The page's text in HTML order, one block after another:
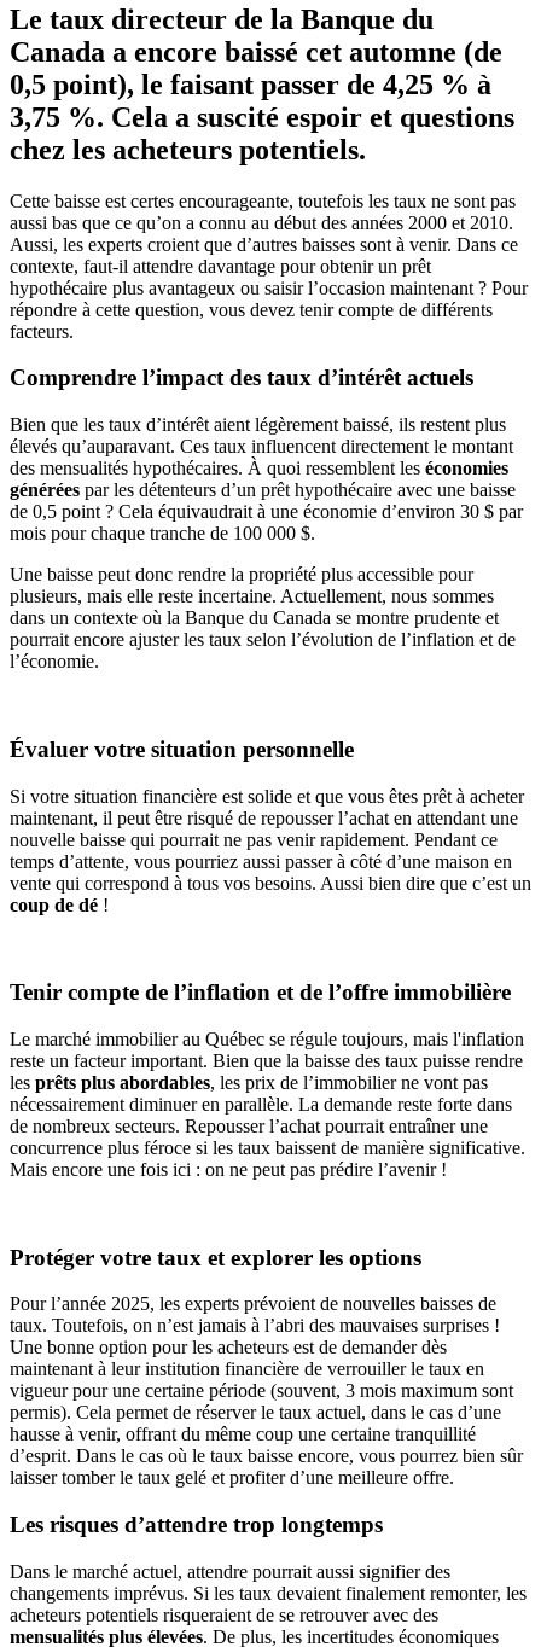
Le taux directeur de la Banque du
Canada a encore baissé cet automne (de
0,5 point), le faisant passer de 4,25 % à
3,75 %. Cela a suscité espoir et questions
chez les acheteurs potentiels.
Cette baisse est certes encourageante, toutefois les taux ne sont pas
aussi bas que ce qu’on a connu au début des années 2000 et 2010.
Aussi, les experts croient que d’autres baisses sont à venir. Dans ce
contexte, faut-il attendre davantage pour obtenir un prêt
hypothécaire plus avantageux ou saisir l’occasion maintenant ? Pour
répondre à cette question, vous devez tenir compte de différents
facteurs.
Comprendre l’impact des taux d’intérêt actuels
Bien que les taux d’intérêt aient légèrement baissé, ils restent plus
élevés qu’auparavant. Ces taux influencent directement le montant
des mensualités hypothécaires. À quoi ressemblent les économies
générées par les détenteurs d’un prêt hypothécaire avec une baisse
de 0,5 point ? Cela équivaudrait à une économie d’environ 30 $ par
mois pour chaque tranche de 100 000 $.
Une baisse peut donc rendre la propriété plus accessible pour
plusieurs, mais elle reste incertaine. Actuellement, nous sommes
dans un contexte où la Banque du Canada se montre prudente et
pourrait encore ajuster les taux selon l’évolution de l’inflation et de
l’économie.
Évaluer votre situation personnelle
Si votre situation financière est solide et que vous êtes prêt à acheter
maintenant, il peut être risqué de repousser l’achat en attendant une
nouvelle baisse qui pourrait ne pas venir rapidement. Pendant ce
temps d’attente, vous pourriez aussi passer à côté d’une maison en
vente qui correspond à tous vos besoins. Aussi bien dire que c’est un
coup de dé !
Tenir compte de l’inflation et de l’offre immobilière
Le marché immobilier au Québec se régule toujours, mais l'inflation
reste un facteur important. Bien que la baisse des taux puisse rendre
les prêts plus abordables, les prix de l’immobilier ne vont pas
nécessairement diminuer en parallèle. La demande reste forte dans
de nombreux secteurs. Repousser l’achat pourrait entraîner une
concurrence plus féroce si les taux baissent de manière significative.
Mais encore une fois ici : on ne peut pas prédire l’avenir !
Protéger votre taux et explorer les options
Pour l’année 2025, les experts prévoient de nouvelles baisses de
taux. Toutefois, on n’est jamais à l’abri des mauvaises surprises !
Une bonne option pour les acheteurs est de demander dès
maintenant à leur institution financière de verrouiller le taux en
vigueur pour une certaine période (souvent, 3 mois maximum sont
permis). Cela permet de réserver le taux actuel, dans le cas d’une
hausse à venir, offrant du même coup une certaine tranquillité
d’esprit. Dans le cas où le taux baisse encore, vous pourrez bien sûr
laisser tomber le taux gelé et profiter d’une meilleure offre.
Les risques d’attendre trop longtemps
Dans le marché actuel, attendre pourrait aussi signifier des
changements imprévus. Si les taux devaient finalement remonter, les
acheteurs potentiels risqueraient de se retrouver avec des
mensualités plus élevées. De plus, les incertitudes économiques